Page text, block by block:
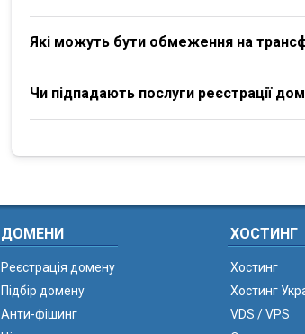
Які можуть бути обмеження на
Чи підпадають послуги реєстрації
ДОМЕНИ
Реєстрація домену
Підбір домену
Анти-фішинг
ХОСТИНГ
Хостинг
Хостинг
VDS / VPS